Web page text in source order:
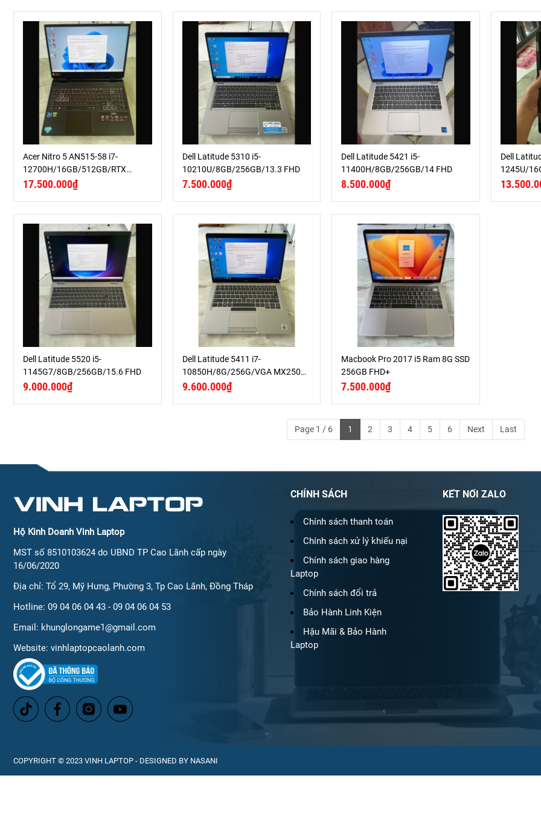
Acer Nitro 5 AN515-58 i7-
12700H/16GB/512GB/RTX
3050Ti/15.6 FHD 144Hz
17.500.000₫
Dell Latitude 5310 i5-
10210U/8GB/256GB/13.3 FHD
7.500.000₫
Dell Latitude 5421 i5-
11400H/8GB/256GB/14 FHD
8.500.000₫
Dell
1245U/
Dell Latitude 5520 i5-
1145G7/8GB/256GB/15.6 FHD
9.000.000₫
Dell Latitude 5411 i7-
10850H/8G/256G/VGA MX250
2GB/14 FHD
9.600.000₫
Macbook Pro 2017 i5 Ram 8G SSD
256GB FHD+
7.500.000₫
Page 1 / 6 1 2 3 4 5 6 Next Last
VINH LAPTOP
Hộ Kinh Doanh Vinh Laptop
MST số 8510103624 do UBND TP Cao Lãnh cấp ngày
16/06/2020
Địa chỉ: Tổ 29, Mỹ Hưng, Phường 3, Tp Cao Lãnh, Đồng Tháp
Hotline: 09 04 06 04 43 - 09 04 06 04 53
Email: khunglongame1@gmail.com
Website: vinhlaptopcaolanh.com
CHÍNH SÁCH
Chính sách thanh toán
Chính sách xử lý khiếu nại
Chính sách giao hàng
Laptop
Chính sách đổi trả
Bảo Hành Linh Kiện
Hậu Mãi & Bảo Hành
Laptop
KẾT NỐI ZALO
COPYRIGHT © 2023 VINH LAPTOP - DESIGNED BY NASANI